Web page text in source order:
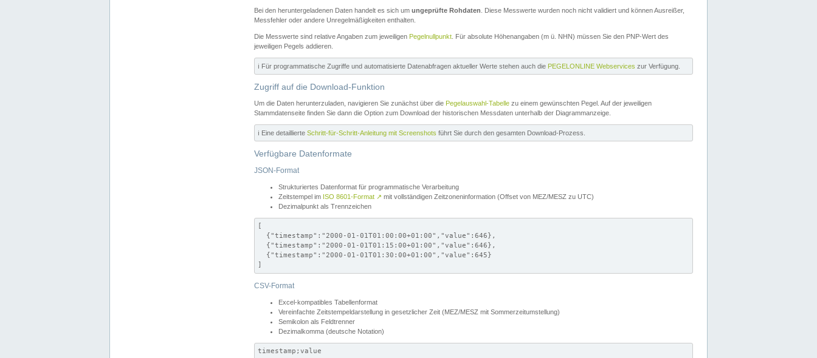
Bei den heruntergeladenen Daten handelt es sich um ungeprüfte Rohdaten . Diese Messwerte wurden noch nicht validiert und können Ausreißer,
Messfehler oder andere Unregelmäßigkeiten enthalten.
Die Messwerte sind relative Angaben zum jeweiligen Pegelnullpunkt . Für absolute Höhenangaben (m ü. NHN) müssen Sie den PNP-Wert des
jeweiligen Pegels addieren.
ℹ️ Für programmatische Zugriffe und automatisierte Datenabfragen aktueller Werte stehen auch die PEGELONLINE Webservices zur Verfügung.
Zugriff auf die Download-Funktion
Um die Daten herunterzuladen, navigieren Sie zunächst über die Pegelauswahl-Tabelle zu einem gewünschten Pegel. Auf der jeweiligen
Stammdatenseite finden Sie dann die Option zum Download der historischen Messdaten unterhalb der Diagrammanzeige.
ℹ️ Eine detaillierte Schritt-für-Schritt-Anleitung mit Screenshots führt Sie durch den gesamten Download-Prozess.
Verfügbare Datenformate
JSON-Format
Strukturiertes Datenformat für programmatische Verarbeitung
Zeitstempel im ISO 8601-Format ↗ mit vollständigen Zeitzoneninformation (Offset von MEZ/MESZ zu UTC)
Dezimalpunkt als Trennzeichen
[
  {"timestamp":"2000-01-01T01:00:00+01:00","value":646},
  {"timestamp":"2000-01-01T01:15:00+01:00","value":646},
  {"timestamp":"2000-01-01T01:30:00+01:00","value":645}
]
CSV-Format
Excel-kompatibles Tabellenformat
Vereinfachte Zeitstempeldarstellung in gesetzlicher Zeit (MEZ/MESZ mit Sommerzeitumstellung)
Semikolon als Feldtrenner
Dezimalkomma (deutsche Notation)
timestamp;value